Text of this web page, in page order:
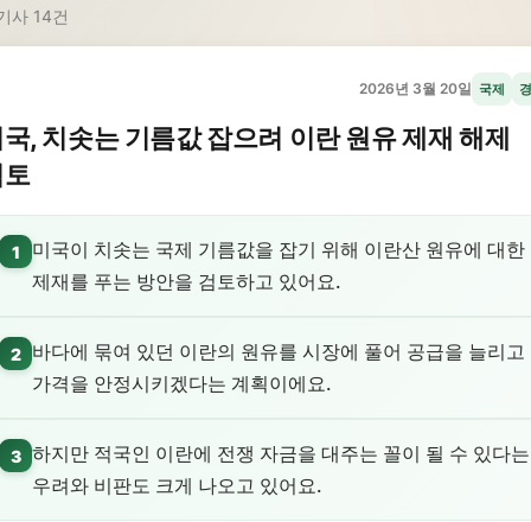
사 14건
2026년 3월 20일 국제
, 치솟는 기름값 잡으려 이란 원유 제재 해제
1
미국이 치솟는 국제 기름값을 잡기 위해 이란산 원유에 대한
제재를 푸는 방안을 검토하고 있어요.
2
바다에 묶여 있던 이란의 원유를 시장에 풀어 공급을 늘리고
가격을 안정시키겠다는 계획이에요.
3 하지만 적국인 이란에 전쟁 자금을 대주는 꼴이 될 수 있다는
우려와 비판도 크게 나오고 있어요.